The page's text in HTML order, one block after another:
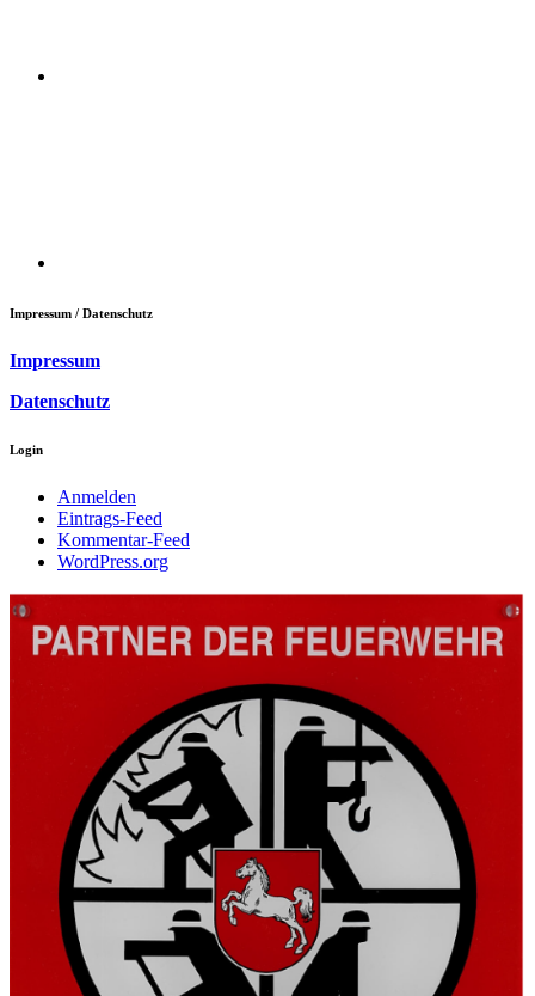
Impressum / Datenschutz
Impressum
Datenschutz
Login
Anmelden
Eintrags-Feed
Kommentar-Feed
WordPress.org